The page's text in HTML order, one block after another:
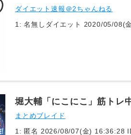
必死になっている。はたまた以前
【 承認欲求 】を満たす為にやって
い、いや、正確には投稿をしな
晴らしい生活を何故わざわざ人目
ない」という性格的マインドから
だ。今は情報過多の時代で、疑問
嫉妬、コンプレックスの塊、また
ダイエット速報＠2ちゃんねる
堀大輔「にこにこ」筋トレ
まとめブレイド
1: 匿名 2026/08/07(金) 16:36:28